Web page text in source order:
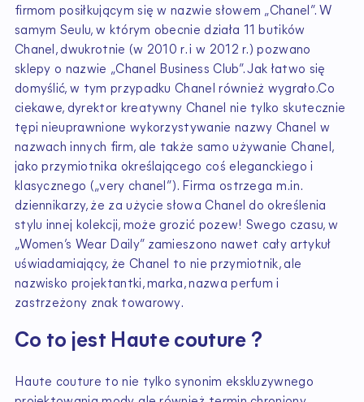
firmom posiłkującym się w nazwie słowem „Chanel”. W
samym Seulu, w którym obecnie działa 11 butików
Chanel, dwukrotnie (w 2010 r. i w 2012 r.) pozwano
sklepy o nazwie „Chanel Business Club”. Jak łatwo się
domyślić, w tym przypadku Chanel również wygrało.Co
ciekawe, dyrektor kreatywny Chanel nie tylko skutecznie
tępi nieuprawnione wykorzystywanie nazwy Chanel w
nazwach innych firm, ale także samo używanie Chanel,
jako przymiotnika określającego coś eleganckiego i
klasycznego („very chanel”). Firma ostrzega m.in.
dziennikarzy, że za użycie słowa Chanel do określenia
stylu innej kolekcji, może grozić pozew! Swego czasu, w
„Women’s Wear Daily” zamieszono nawet cały artykuł
uświadamiający, że Chanel to nie przymiotnik, ale
nazwisko projektantki, marka, nazwa perfum i
zastrzeżony znak towarowy.
Co to jest Haute couture ?
Haute couture to nie tylko synonim ekskluzywnego